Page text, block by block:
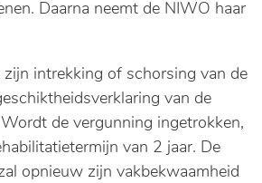
Daarna neemt de NIWO haar
zijn intrekking of schorsing van de
van de
de vergunning ingetrokken,
van 2 jaar. De
opnieuw zijn vakbekwaamheid